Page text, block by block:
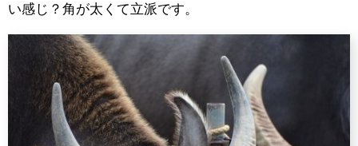
い感じ？角が太くて立派です。